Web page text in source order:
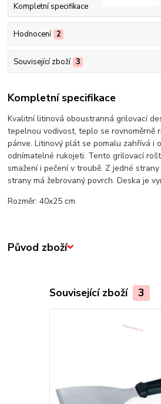
Kompletní specifikace
Hodnocení 2
Související zboží 3
Kompletní specifikace
Kvalitní litinová oboustranná grilovací
tepelnou vodivost, teplo se rovnoměrně
pánve. Litinový plát se pomalu zahřívá i
odnímatelné rukojeti. Tento grilovací
smažení i pečení v troubě. Z jedné
strany má žebrovaný povrch. Deska je
Rozměr: 40x25 cm
Původ zboží
Související zboží 3